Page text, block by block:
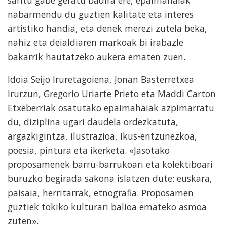
nabarmendu du guztien kalitate eta interes
artistiko handia, eta denek merezi zutela beka,
nahiz eta deialdiaren markoak bi irabazle
bakarrik hautatzeko aukera ematen zuen.
Idoia Seijo Iruretagoiena, Jonan Basterretxea
Irurzun, Gregorio Uriarte Prieto eta Maddi Carton
Etxeberriak osatutako epaimahaiak azpimarratu
du, diziplina ugari daudela ordezkatuta,
argazkigintza, ilustrazioa, ikus-entzunezkoa,
poesia, pintura eta ikerketa. «Jasotako
proposamenek barru-barrukoari eta kolektiboari
buruzko begirada sakona islatzen dute: euskara,
paisaia, herritarrak, etnografia. Proposamen
guztiek tokiko kulturari balioa emateko asmoa
zuten».